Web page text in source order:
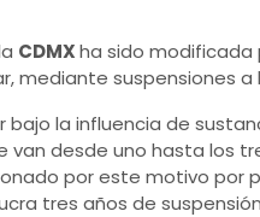
CDMXha sido modificada
mediante suspensiones a
bajo la influencia de
van desde uno hasta los
por este motivo por
tres años de